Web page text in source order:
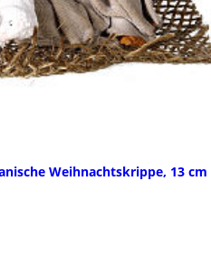
Weihnachtskrippe, 13 cm